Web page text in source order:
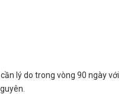
lý do trong vòng 90 ngày với